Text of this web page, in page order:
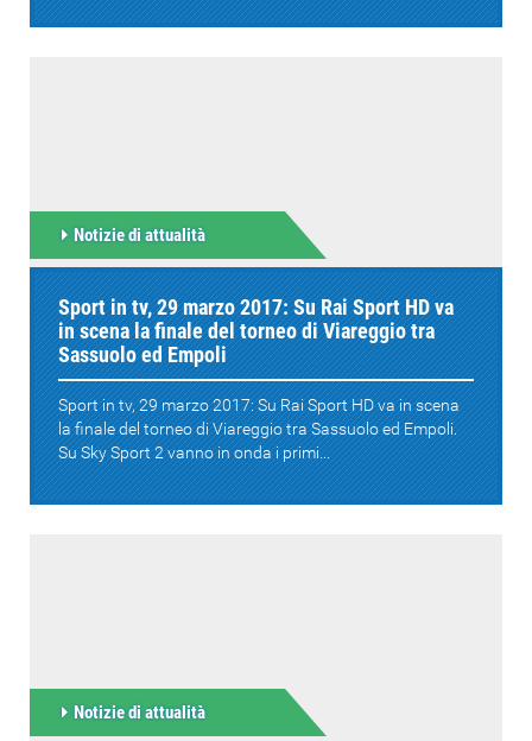
Notizie di attualità
Sport in tv, 29 marzo 2017: Su Rai Sport HD va
in scena la finale del torneo di Viareggio tra
Sassuolo ed Empoli
Sport in tv, 29 marzo 2017: Su Rai Sport HD va in scena
la finale del torneo di Viareggio tra Sassuolo ed Empoli.
Su Sky Sport 2 vanno in onda i primi...
Notizie di attualità